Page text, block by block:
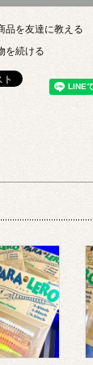
品を友達に教える
を続ける